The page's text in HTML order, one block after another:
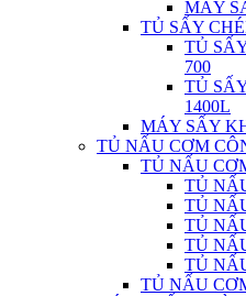
MÁY
TỦ SẤY
TỦ
700
TỦ
1400L
MÁY SẤY
TỦ NẤU CƠM
TỦ NẤU
TỦ
TỦ
TỦ
TỦ
TỦ
TỦ NẤU